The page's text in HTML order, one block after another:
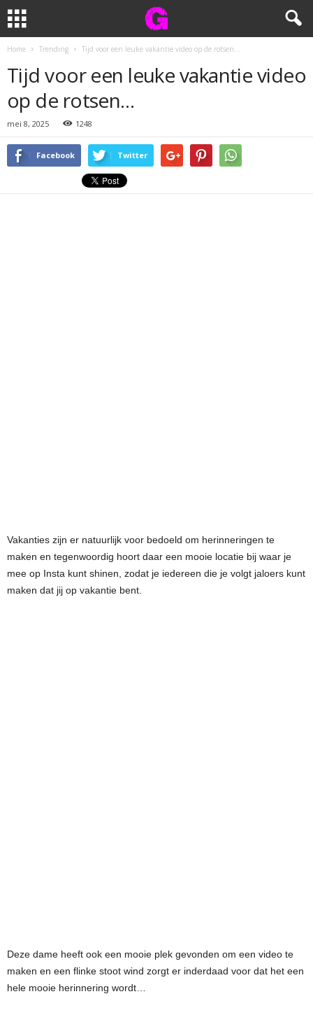
Home Trending Tijd voor een leuke vakantie video op de rotsen…
Tijd voor een leuke vakantie video
op de rotsen…
mei 8, 2025 1248
Facebook Twitter
Vakanties zijn er natuurlijk voor bedoeld om herinneringen te
maken en tegenwoordig hoort daar een mooie locatie bij waar je
mee op Insta kunt shinen, zodat je iedereen die je volgt jaloers kunt
maken dat jij op vakantie bent.
Deze dame heeft ook een mooie plek gevonden om een video te
maken en een flinke stoot wind zorgt er inderdaad voor dat het een
hele mooie herinnering wordt…